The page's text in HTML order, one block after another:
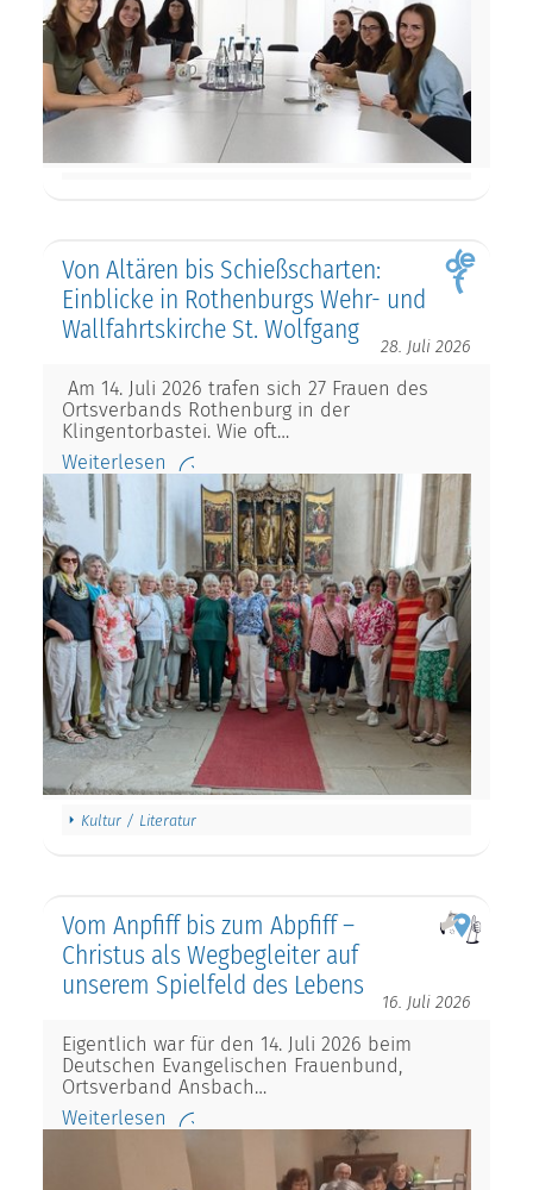
Von Altären bis Schießscharten:
Einblicke in Rothenburgs Wehr- und
Wallfahrtskirche St. Wolfgang
28. Juli 2026
Am 14. Juli 2026 trafen sich 27 Frauen des
Ortsverbands Rothenburg in der
Klingentorbastei. Wie oft…
Weiterlesen
Kultur / Literatur
Vom Anpfiff bis zum Abpfiff –
Christus als Wegbegleiter auf
unserem Spielfeld des Lebens
16. Juli 2026
Eigentlich war für den 14. Juli 2026 beim
Deutschen Evangelischen Frauenbund,
Ortsverband Ansbach…
Weiterlesen